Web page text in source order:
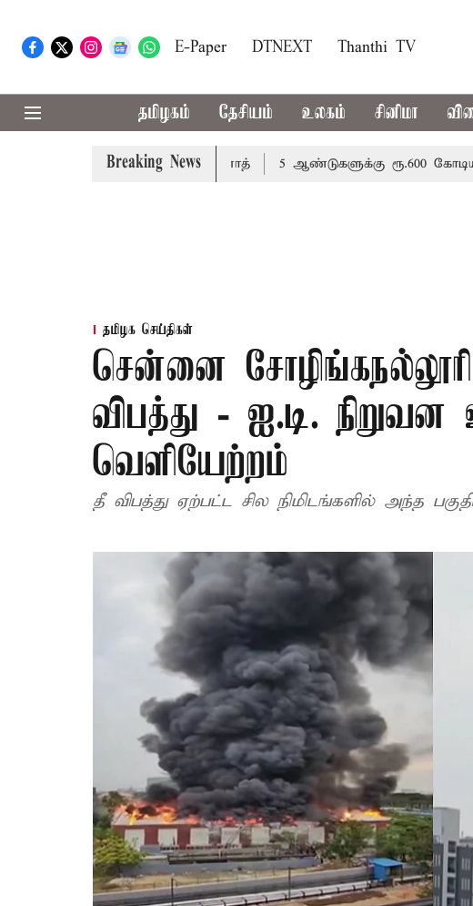
E-Paper DTNEXT Thanthi TV
தமிழகம் தேசியம் உலகம் சினிமா
Breaking News
அமைச்சர் வினோத் 5 ஆண்டுகளுக்கு ரூ.600 கோடியில்
தமிழக செய்திகள்
சென்னை
விபத்து - ஐ.டி.
வெளியேற்றம்
தீ விபத்து ஏற்பட்ட சில நிமிடங்களில் அந்த